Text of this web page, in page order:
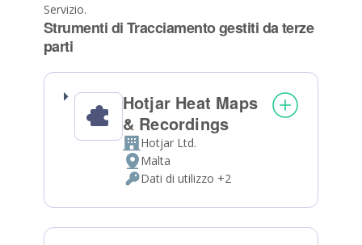
Servizio.
Strumenti di Tracciamento gestiti da terze
parti
Hotjar Heat Maps
& Recordings
Azienda:
Hotjar Ltd.
Luogo
del
trattamento:
Malta
Dati
Personali
Dati di utilizzo +2